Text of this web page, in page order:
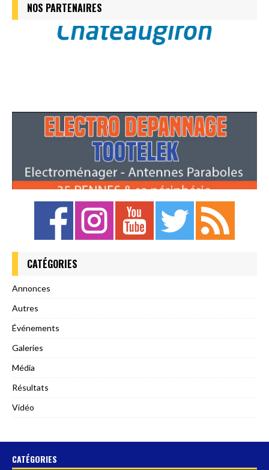
NOS PARTENAIRES
CATÉGORIES
Annonces
Autres
Événements
Galeries
Média
Résultats
Vidéo
CATÉGORIES